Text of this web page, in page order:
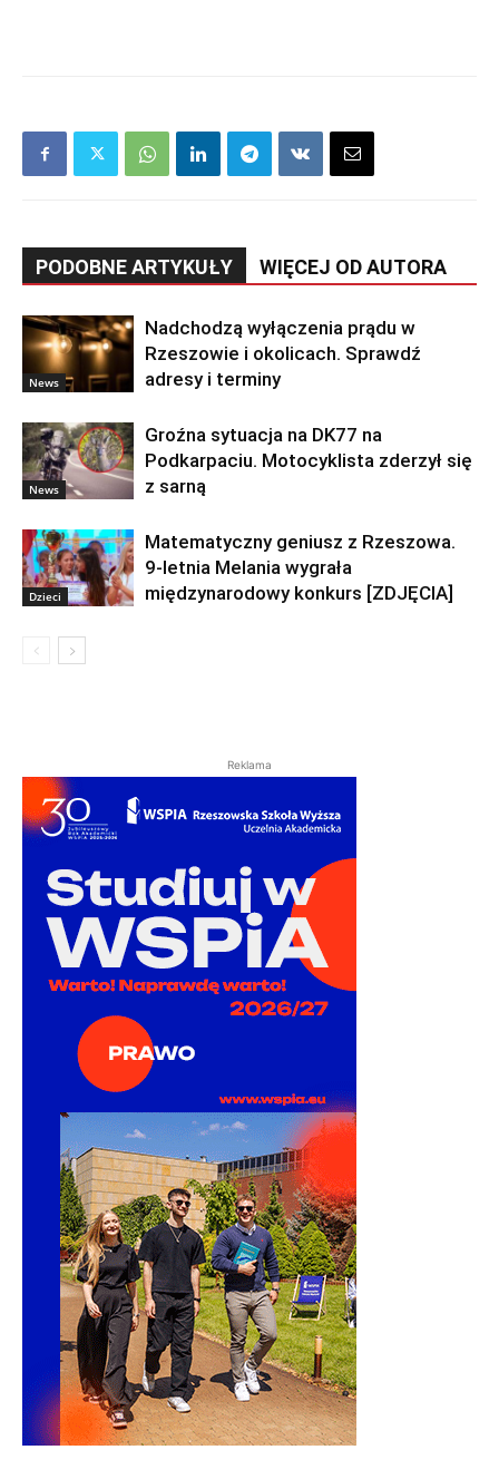
PODOBNE ARTYKUŁY WIĘCEJ OD AUTORA
News
Nadchodzą wyłączenia prądu w
Rzeszowie i okolicach. Sprawdź
adresy i terminy
News
Groźna sytuacja na DK77 na
Podkarpaciu. Motocyklista zderzył się
z sarną
Dzieci
Matematyczny geniusz z Rzeszowa.
9-letnia Melania wygrała
międzynarodowy konkurs [ZDJĘCIA]
Reklama